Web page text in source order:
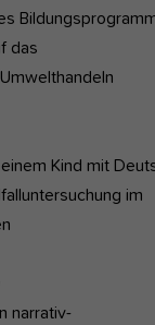
das
Kind mit
im
narrativ-